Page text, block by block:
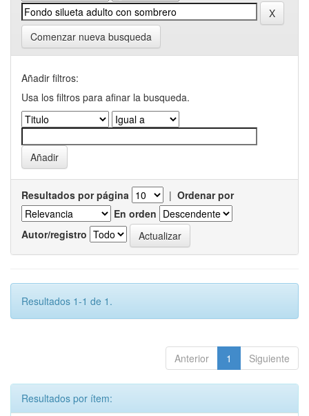
Comenzar nueva busqueda
Añadir filtros:
Usa los filtros para afinar la busqueda.
Resultados por página | Ordenar por
En orden
Autor/registro
Resultados 1-1 de 1.
Anterior 1 Siguiente
Resultados por ítem: